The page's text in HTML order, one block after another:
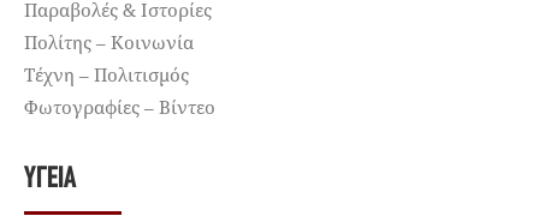
Παραβολές & Ιστορίες
Πολίτης – Κοινωνία
Τέχνη – Πολιτισμός
Φωτογραφίες – Βίντεο
ΥΓΕΊΑ